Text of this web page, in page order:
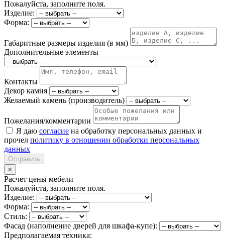
Пожалуйста, заполните поля.
Изделие:
Форма:
Габаритные размеры изделия (в мм)
Дополнительные элементы
Контакты
Декор камня
Желаемый камень (производитель)
Пожелания/комментарии
Я даю согласие на обработку персональных данных и
прочел политику в отношении обработки персональных
данных
Отправить
×
Расчет цены мебели
Пожалуйста, заполните поля.
Изделие:
Форма:
Стиль:
Фасад (наполнение дверей для шкафа-купе):
Предполагаемая техника: